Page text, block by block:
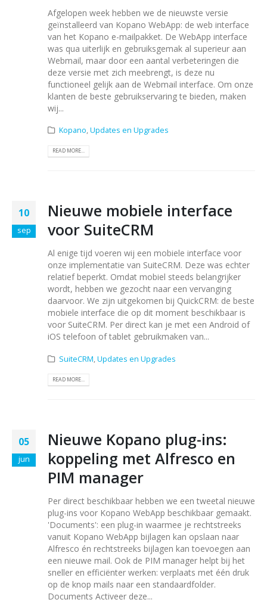
Afgelopen week hebben we de nieuwste versie
geïnstalleerd van Kopano WebApp: de web interface
van het Kopano e-mailpakket. De WebApp interface
was qua uiterlijk en gebruiksgemak al superieur aan
Webmail, maar door een aantal verbeteringen die
deze versie met zich meebrengt, is deze nu
functioneel gelijk aan de Webmail interface. Om onze
klanten de beste gebruikservaring te bieden, maken
wij...
Kopano,Updates en Upgrades
READ MORE...
10
sep
Nieuwe mobiele interface
voor SuiteCRM
Al enige tijd voeren wij een mobiele interface voor
onze implementatie van SuiteCRM. Deze was echter
relatief beperkt. Omdat mobiel steeds belangrijker
wordt, hebben we gezocht naar een vervanging
daarvoor. We zijn uitgekomen bij QuickCRM: de beste
mobiele interface die op dit moment beschikbaar is
voor SuiteCRM. Per direct kan je met een Android of
iOS telefoon of tablet gebruikmaken van...
SuiteCRM,Updates en Upgrades
READ MORE...
05
jun
Nieuwe Kopano plug-ins:
koppeling met Alfresco en
PIM manager
Per direct beschikbaar hebben we een tweetal nieuwe
plug-ins voor Kopano WebApp beschikbaar gemaakt.
'Documents': een plug-in waarmee je rechtstreeks
vanuit Kopano WebApp bijlagen kan opslaan naar
Alfresco én rechtstreeks bijlagen kan toevoegen aan
een nieuwe mail. Ook de PIM manager helpt bij het
sneller en efficiënter werken: verplaats met één druk
op de knop mails naar een standaardfolder.
Documents Activeer deze...